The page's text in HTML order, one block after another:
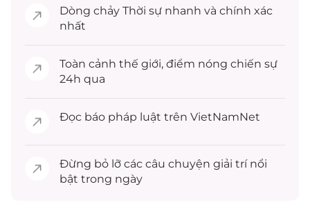
Dòng chảy Thời sự nhanh và chính xác
nhất
Toàn cảnh thế giới, điểm nóng chiến sự
24h qua
Đọc báo pháp luật trên VietNamNet
Đừng bỏ lỡ các câu chuyện giải trínổi
bật trong ngày